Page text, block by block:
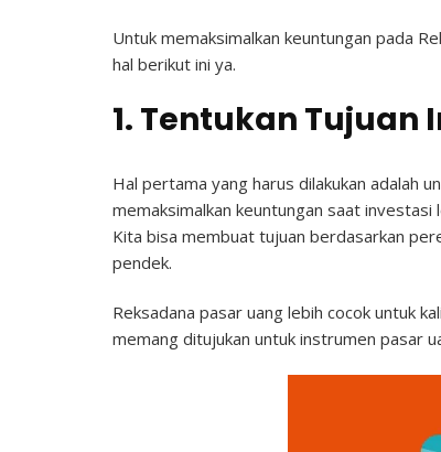
Untuk memaksimalkan keuntungan pada
hal berikut ini ya.
1. Tentukan Tujuan
Hal pertama yang harus dilakukan adalah
memaksimalkan keuntungan saat
Kita bisa membuat tujuan berdasarkan
pendek.
Reksadana pasar uang lebih cocok untuk
memang ditujukan untuk instrumen pasar